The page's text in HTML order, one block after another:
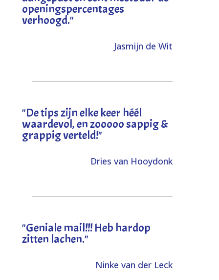
openingspercentages
verhoogd."
Jasmijn de Wit
"De tips zijn elke keer héél
waardevol, en zooooo sappig &
grappig verteld!"
Dries van Hooydonk
"Geniale mail!!! Heb hardop
zitten lachen."
Ninke van der Leck